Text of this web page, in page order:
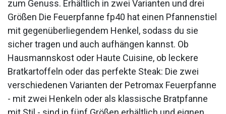
zum Genuss. Erhältlich in zwei Varianten und drei
Größen Die Feuerpfanne fp40 hat einen Pfannenstiel
mit gegenüberliegendem Henkel, sodass du sie
sicher tragen und auch aufhängen kannst. Ob
Hausmannskost oder Haute Cuisine, ob leckere
Bratkartoffeln oder das perfekte Steak: Die zwei
verschiedenen Varianten der Petromax Feuerpfanne
- mit zwei Henkeln oder als klassische Bratpfanne